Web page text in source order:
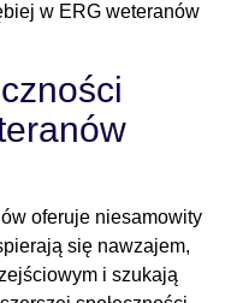
w ERG weteranów
oferuje niesamowity
się nawzajem,
i szukają